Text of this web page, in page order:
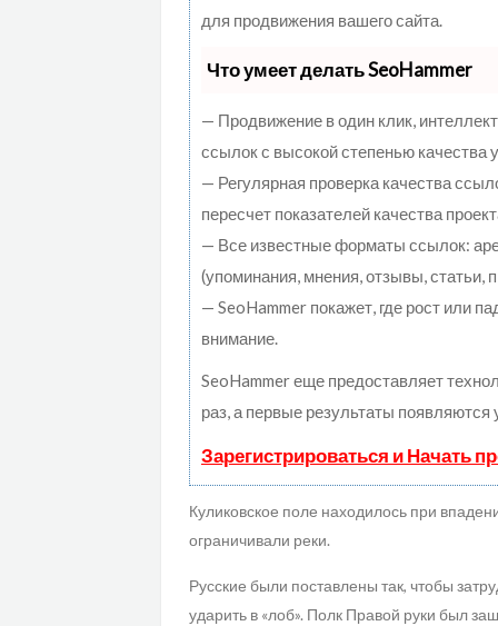
для продвижения вашего сайта.
Что умеет делать SeoHammer
— Продвижение в один клик,
ссылок с высокой степенью качества
— Регулярная проверка качества
пересчет показателей качества
— Все известные форматы ссылок:
(упоминания, мнения, отзывы, статьи,
— SeoHammer покажет, где рост или
внимание.
SeoHammer еще предоставляет
раз, а первые результаты
Зарегистрироваться и Начать
Куликовское поле находилось при
ограничивали реки.
Русские были поставлены так, чтобы
ударить в «лоб». Полк Правой руки был